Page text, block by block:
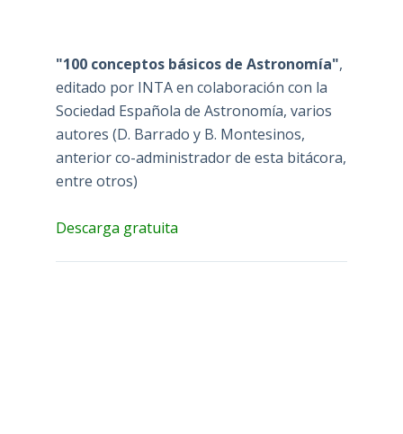
"100 conceptos básicos de Astronomía",
editado por INTA en colaboración con la
Sociedad Española de Astronomía, varios
autores (D. Barrado y B. Montesinos,
anterior co-administrador de esta bitácora,
entre otros)
Descarga gratuita